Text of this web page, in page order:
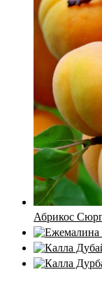
Абрикос